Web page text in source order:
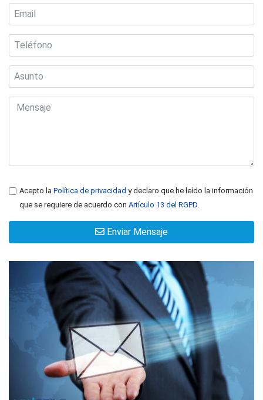
Acepto la Política de privacidad y declaro que he leído la información
que se requiere de acuerdo con Artículo 13 del RGPD.
Enviar Mensaje